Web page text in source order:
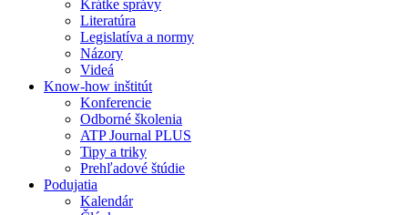
Krátke správy
Literatúra
Legislatíva a normy
Názory
Videá
Know-how inštitút
Konferencie
Odborné školenia
ATP Journal PLUS
Tipy a triky
Prehľadové štúdie
Podujatia
Kalendár